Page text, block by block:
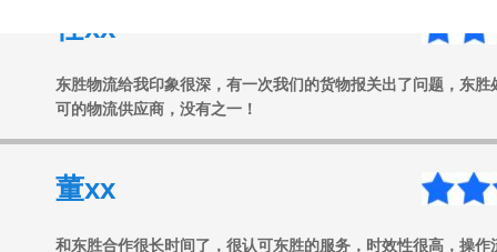
可的物流供应商，没有之一！
到位。期待东胜能越做越大，更上一层楼！